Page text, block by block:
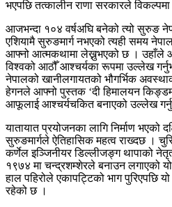
भएपछि तत्कालीन राणा सरकारले
आजभन्दा १०४ वर्षअघि बनेको त्यो सुरुङ
एशियामै सुरुङमार्ग नभएको त्यही समय
आफ्नो आत्मकथामा लेख्नुभएको छ । उहाँले
विश्वको आठौँ आश्चर्यका रूपमा उल्लेख
नेपालको खानीलगायतको भौगर्भिक
हेगनले आफ्नो पुस्तक ‘दी हिमालयन
आफूलाई आश्चर्यचकित बनाएको उल्लेख
यातायात प्रयोजनका लागि निर्माण भएको
सुरुङमार्गले ऐतिहासिक महत्व राख्दछ ।
कर्णेल इञ्जिनीयर डिल्लीजङ्ग थापाको
१९७४ मा चन्द्रशम्शेरले बनाउन लगाएको यो
हाल पहिरोले एकापट्टिको भाग पुरिएपछि
रहेको छ ।